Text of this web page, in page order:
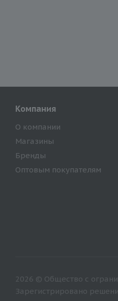
Компания
О компании
Магазины
Бренды
Оптовым покупателям
2026 © Общество с
Зарегистрировано